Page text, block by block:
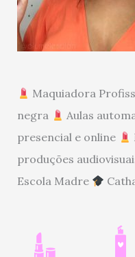
Maquiadora
negra
Aulas
presencial e online
produções
Escola Madre